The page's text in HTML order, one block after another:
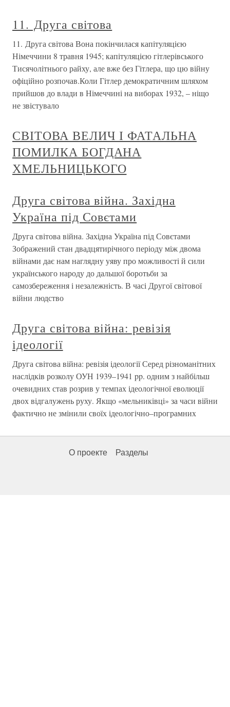
11. Друга світова
11. Друга світова Вона покінчилася капітуляцією
Німеччини 8 травня 1945; капітуляцією гітлерівського
Тисячолітнього райху, але вже без Гітлера, що цю війну
офіційно розпочав.Коли Гітлер демократичним шляхом
прийшов до влади в Німеччині на виборах 1932, – ніщо
не звістувало
СВІТОВА ВЕЛИЧ І ФАТАЛЬНА
ПОМИЛКА БОГДАНА
ХМЕЛЬНИЦЬКОГО
Друга світова війна. Західна
Україна під Совєтами
Друга світова війна. Західна Україна під Совєтами
Зображений стан двадцятирічного періоду між двома
війнами дає нам наглядну уяву про можливості й сили
українського народу до дальшої боротьби за
самозбереження і незалежність. В часі Другої світової
війни людство
Друга світова війна: ревізія
ідеології
Друга світова війна: ревізія ідеології Серед різноманітних
наслідків розколу ОУН 1939–1941 pp. одним з найбільш
очевидних став розрив у темпах ідеологічної еволюції
двох відгалужень руху. Якщо «мельниківці» за часи війни
фактично не змінили своїх ідеологічно–програмних
О проекте Разделы